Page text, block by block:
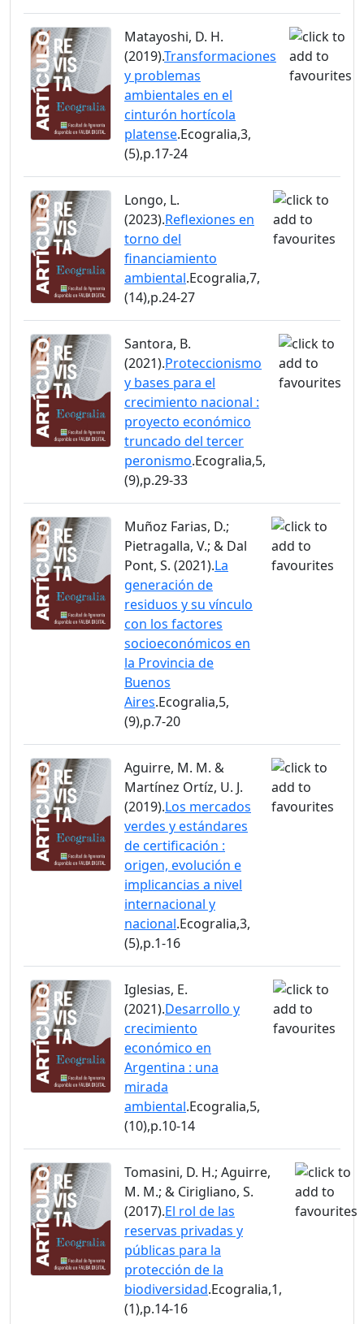
Matayoshi, D. H.
(2019).Transformaciones
y problemas
ambientales en el
cinturón hortícola
platense.Ecogralia,3,
(5),p.17-24
Longo, L.
(2023).Reflexiones en
torno del
financiamiento
ambiental.Ecogralia,7,
(14),p.24-27
Santora, B.
(2021).Proteccionismo
y bases para el
crecimiento nacional :
proyecto económico
truncado del tercer
peronismo.Ecogralia,5,
(9),p.29-33
Muñoz Farias, D.;
Pietragalla, V.; & Dal
Pont, S. (2021).La
generación de
residuos y su vínculo
con los factores
socioeconómicos en
la Provincia de
Buenos
Aires.Ecogralia,5,
(9),p.7-20
Aguirre, M. M. &
Martínez Ortíz, U. J.
(2019).Los mercados
verdes y estándares
de certificación :
origen, evolución e
implicancias a nivel
internacional y
nacional.Ecogralia,3,
(5),p.1-16
Iglesias, E.
(2021).Desarrollo y
crecimiento
económico en
Argentina : una
mirada
ambiental.Ecogralia,5,
(10),p.10-14
Tomasini, D. H.; Aguirre,
M. M.; & Cirigliano, S.
(2017).El rol de las
reservas privadas y
públicas para la
protección de la
biodiversidad.Ecogralia,1,
(1),p.14-16